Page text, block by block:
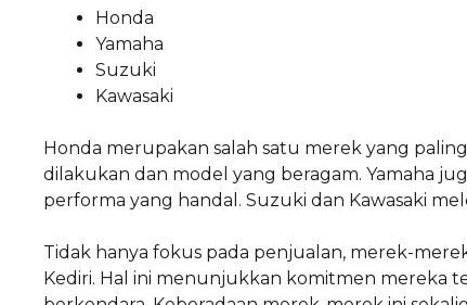
Honda
Yamaha
Suzuki
Kawasaki
Honda merupakan salah satu merek yang
dilakukan dan model yang beragam. Yamaha
performa yang handal. Suzuki dan Kawasaki
Tidak hanya fokus pada penjualan, merek-
Kediri. Hal ini menunjukkan komitmen mereka